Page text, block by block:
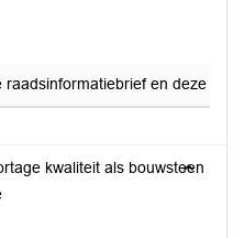
raadsinformatiebrief en deze
kwaliteit als bouwsteen